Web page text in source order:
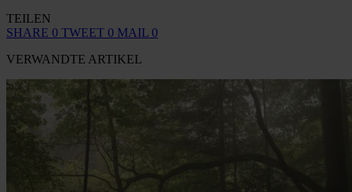
TEILEN
SHARE 0 TWEET 0 MAIL 0
VERWANDTE ARTIKEL